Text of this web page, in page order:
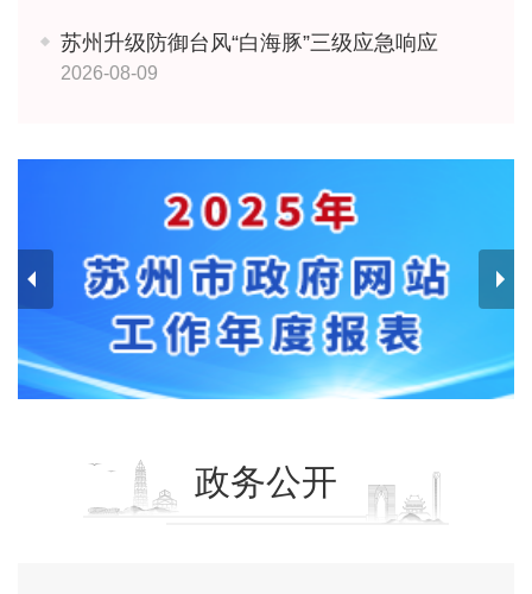
苏州升级防御台风“白海豚”三级应急响应
2026-08-09
政务公开